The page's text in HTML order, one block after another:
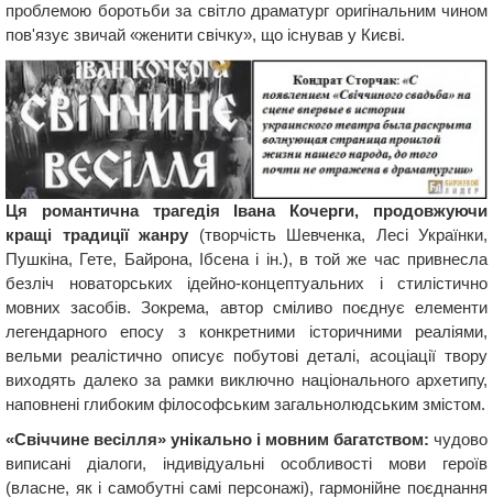
проблемою боротьби за світло драматург оригінальним чином
пов'язує звичай «женити свічку», що існував у Києві.
Ця романтична трагедія Івана Кочерги, продовжуючи
кращі традиції жанру (творчість Шевченка, Лесі Українки,
Пушкіна, Гете, Байрона, Ібсена і ін.), в той же час привнесла
безліч новаторських ідейно-концептуальних і стилістично
мовних засобів. Зокрема, автор сміливо поєднує елементи
легендарного епосу з конкретними історичними реаліями,
вельми реалістично описує побутові деталі, асоціації твору
виходять далеко за рамки виключно національного архетипу,
наповнені глибоким філософським загальнолюдським змістом.
«Свіччине весілля» унікально і мовним багатством: чудово
виписані діалоги, індивідуальні особливості мови героїв
(власне, як і самобутні самі персонажі), гармонійне поєднання